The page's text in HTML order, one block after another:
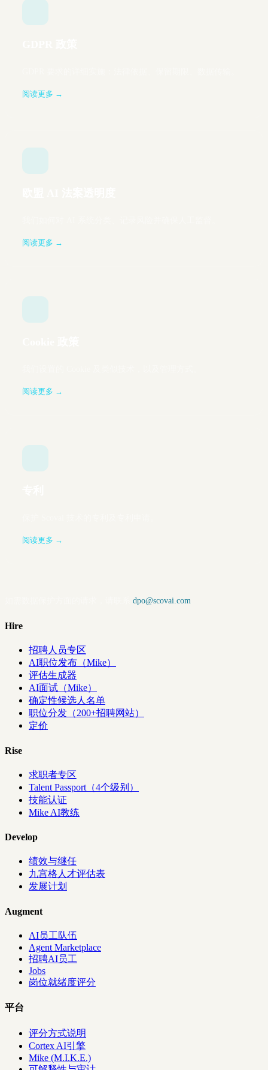
阅读更多 →
阅读更多 →
阅读更多 →
阅读更多 →
dpo@scovai.com
Hire
招聘人员专区
AI职位发布（Mike）
评估生成器
AI面试（Mike）
确定性候选人名单
职位分发（200+招聘网站）
定价
Rise
求职者专区
Talent Passport（4个级别）
技能认证
Mike AI教练
Develop
绩效与继任
九宫格人才评估表
发展计划
Augment
AI员工队伍
Agent Marketplace
招聘AI员工
Jobs
岗位就绪度评分
平台
评分方式说明
Cortex AI引擎
Mike (M.I.K.E.)